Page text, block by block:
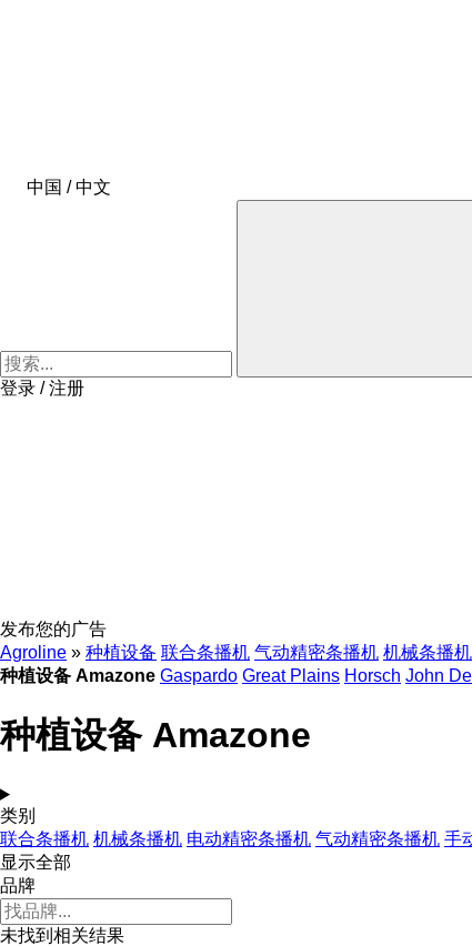
中国 / 中文
登录 / 注册
发布您的广告
Agroline » 种植设备 联合条播机 气动精密条播机 机械条播机
种植设备 Amazone Gaspardo Great Plains Horsch John
种植设备 Amazone
类别
联合条播机 机械条播机 电动精密条播机 气动精密条播机 手
显示全部
品牌
未找到相关结果